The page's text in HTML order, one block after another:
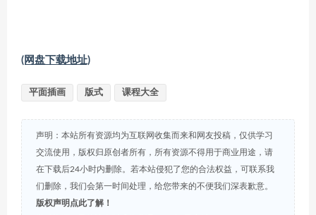
(网盘下载地址)
平面插画 版式 课程大全
声明：本站所有资源均为互联网收集而来和网友投稿，仅供学习
交流使用，版权归原创者所有，所有资源不得用于商业用途，请
在下载后24小时内删除。若本站侵犯了您的合法权益，可联系我
们删除，我们会第一时间处理，给您带来的不便我们深表歉意。
版权声明点此了解！